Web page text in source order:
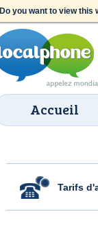
Do you want to view this
Accueil
Tarifs